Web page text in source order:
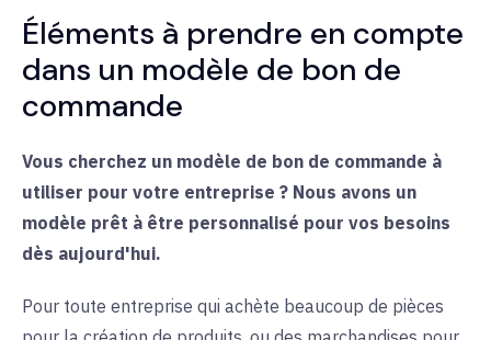
Éléments à prendre en compte
dans un modèle de bon de
commande
Vous cherchez un modèle de bon de commande à
utiliser pour votre entreprise ? Nous avons un
modèle prêt à être personnalisé pour vos besoins
dès aujourd'hui.
Pour toute entreprise qui achète beaucoup de pièces